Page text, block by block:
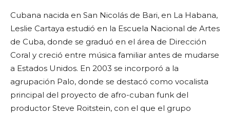
Cubana nacida en San Nicolás de Bari, en La Habana,
Leslie Cartaya estudió en la Escuela Nacional de Artes
de Cuba, donde se graduó en el área de Dirección
Coral y creció entre música familiar antes de mudarse
a Estados Unidos. En 2003 se incorporó a la
agrupación Palo, donde se destacó como vocalista
principal del proyecto de afro-cuban funk del
productor Steve Roitstein, con el que el grupo